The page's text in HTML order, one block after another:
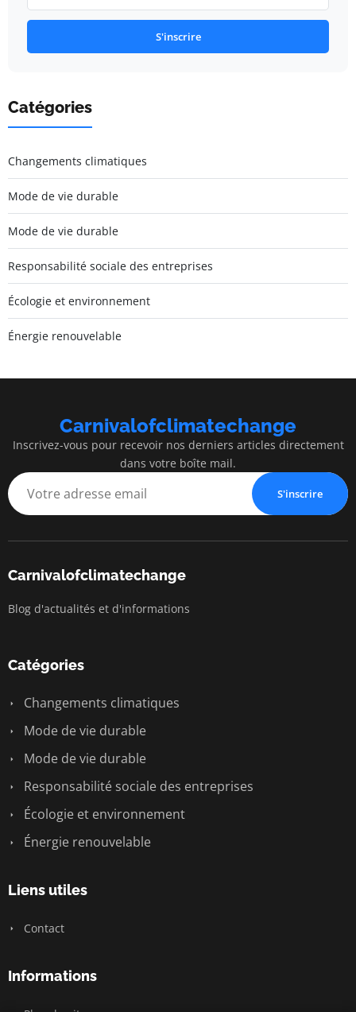
S'inscrire
Catégories
Changements climatiques
Mode de vie durable
Mode de vie durable
Responsabilité sociale des entreprises
Écologie et environnement
Énergie renouvelable
Carnivalofclimatechange
Inscrivez-vous pour recevoir nos derniers articles directement
dans votre boîte mail.
S'inscrire
Carnivalofclimatechange
Blog d'actualités et d'informations
Catégories
Changements climatiques
Mode de vie durable
Mode de vie durable
Responsabilité sociale des entreprises
Écologie et environnement
Énergie renouvelable
Liens utiles
Contact
Informations